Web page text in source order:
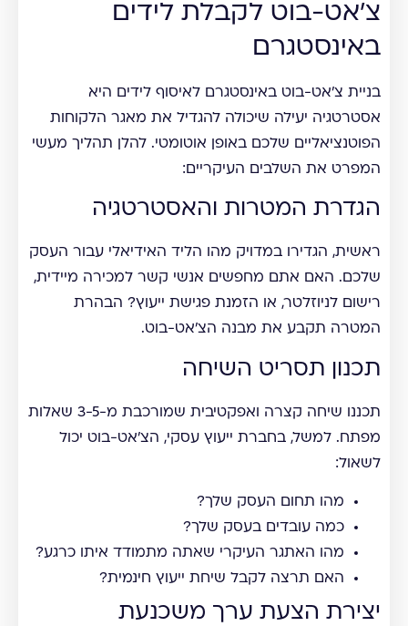
צ'אט-בוט לקבלת לידים
באינסטגרם
בניית צ'אט-בוט באינסטגרם לאיסוף לידים היא
אסטרטגיה יעילה שיכולה להגדיל את מאגר הלקוחות
הפוטנציאליים שלכם באופן אוטומטי. להלן תהליך מעשי
המפרט את השלבים העיקריים:
הגדרת המטרות והאסטרטגיה
ראשית, הגדירו במדויק מהו הליד האידיאלי עבור העסק
שלכם. האם אתם מחפשים אנשי קשר למכירה מיידית,
רישום לניוזלטר, או הזמנת פגישת ייעוץ? הבהרת
המטרה תקבע את מבנה הצ'אט-בוט.
תכנון תסריט השיחה
תכננו שיחה קצרה ואפקטיבית שמורכבת מ-3-5 שאלות
מפתח. למשל, בחברת ייעוץ עסקי, הצ'אט-בוט יכול
לשאול:
מהו תחום העסק שלך?
כמה עובדים בעסק שלך?
מהו האתגר העיקרי שאתה מתמודד איתו כרגע?
האם תרצה לקבל שיחת ייעוץ חינמית?
יצירת הצעת ערך משכנעת